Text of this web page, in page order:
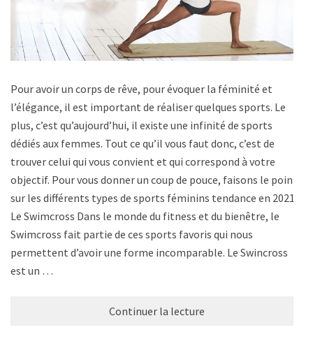
Pour avoir un corps de rêve, pour évoquer la féminité et
l’élégance, il est important de réaliser quelques sports. Le
plus, c’est qu’aujourd’hui, il existe une infinité de sports
dédiés aux femmes. Tout ce qu’il vous faut donc, c’est de
trouver celui qui vous convient et qui correspond à votre
objectif. Pour vous donner un coup de pouce, faisons le point
sur les différents types de sports féminins tendance en 2021.
Le Swimcross Dans le monde du fitness et du bienêtre, le
Swimcross fait partie de ces sports favoris qui nous
permettent d’avoir une forme incomparable. Le Swincross
est un …
Continuer la lecture